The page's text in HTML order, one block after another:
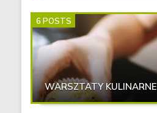
6 POSTS
WARSZTATY KULINARNE